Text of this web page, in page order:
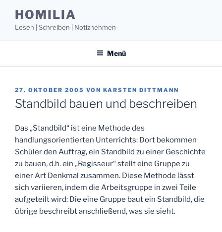
Inhalt
springen
HOMILIA
Lesen | Schreiben | Notiznehmen
Menü
VERÖFFENTLICHT
AM
27. OKTOBER 2005 VON KARSTEN DITTMANN
Standbild bauen und beschreiben
Das „Standbild“ ist eine Methode des
handlungsorientierten Unterrichts: Dort bekommen
Schüler den Auftrag, ein Standbild zu einer Geschichte
zu bauen, d.h. ein „Regisseur“ stellt eine Gruppe zu
einer Art Denkmal zusammen. Diese Methode lässt
sich variieren, indem die Arbeitsgruppe in zwei Teile
aufgeteilt wird: Die eine Gruppe baut ein Standbild, die
übrige beschreibt anschließend, was sie sieht.